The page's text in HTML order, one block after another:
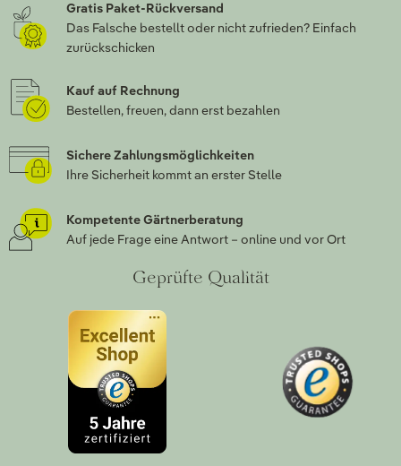
Gratis Paket-Rückversand
Das Falsche bestellt oder nicht zufrieden? Einfach
zurückschicken
Kauf auf Rechnung
Bestellen, freuen, dann erst bezahlen
Sichere Zahlungsmöglichkeiten
Ihre Sicherheit kommt an erster Stelle
Kompetente Gärtnerberatung
Auf jede Frage eine Antwort – online und vor Ort
Geprüfte Qualität